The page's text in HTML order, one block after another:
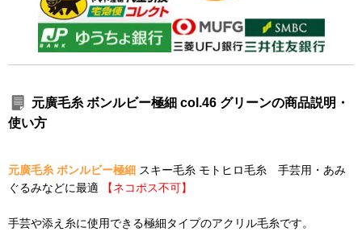
元廣毛糸 ボンルビー極細 col.46 グリーンの商品説明・
使い方
元廣毛糸 ボンルビー極細 スキー毛糸 モトヒロ毛糸 手芸用・あみ
ぐるみなどに最適
【ネコポス不可】
手芸や添え糸に使用できる極細タイプのアクリル毛糸です。